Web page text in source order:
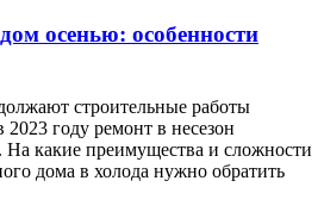
осенью: особенности
строительные работы
году ремонт в несезон
На какие преимущества и сложности
дома в холода нужно обратить